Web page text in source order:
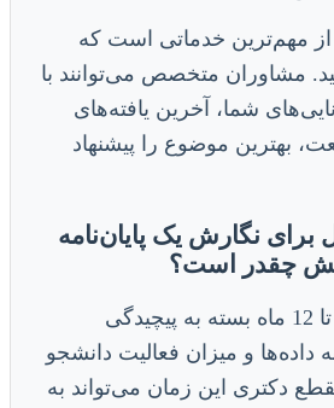
از مهم‌ترین خدماتی است که
مشاوران متخصص می‌توانند با
شما، آخرین یافته‌های
بهترین موضوع را پیشنهاد
نگارش یک پایان‌نامه
چقدر است؟
معمولاً بین 6 تا 12 ماه بسته به پیچیدگی
و میزان فعالیت دانشجو
دکتری این زمان می‌تواند به